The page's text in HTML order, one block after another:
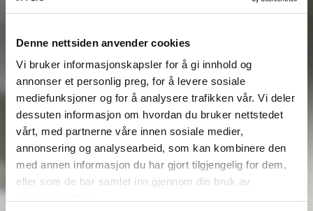
Denne nettsiden anvender cookies
Vi bruker informasjonskapsler for å gi innhold og
annonser et personlig preg, for å levere sosiale
mediefunksjoner og for å analysere trafikken vår. Vi deler
dessuten informasjon om hvordan du bruker nettstedet
vårt, med partnerne våre innen sosiale medier,
annonsering og analysearbeid, som kan kombinere den
med annen informasjon du har gjort tilgjengelig for dem,
eller som de har samlet inn gjennom din bruk av